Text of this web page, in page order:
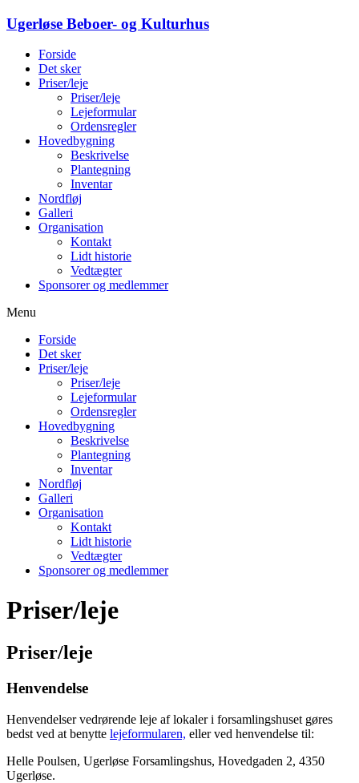
Ugerløse Beboer- og Kulturhus
Forside
Det sker
Priser/leje
Priser/leje
Lejeformular
Ordensregler
Hovedbygning
Beskrivelse
Plantegning
Inventar
Nordfløj
Galleri
Organisation
Kontakt
Lidt historie
Vedtægter
Sponsorer og medlemmer
Menu
Forside
Det sker
Priser/leje
Priser/leje
Lejeformular
Ordensregler
Hovedbygning
Beskrivelse
Plantegning
Inventar
Nordfløj
Galleri
Organisation
Kontakt
Lidt historie
Vedtægter
Sponsorer og medlemmer
Priser/leje
Priser/leje
Henvendelse
Henvendelser vedrørende leje af lokaler i forsamlingshuset gøres
bedst ved at benytte lejeformularen, eller ved henvendelse til:
Helle Poulsen, Ugerløse Forsamlingshus, Hovedgaden 2, 4350
Ugerløse.